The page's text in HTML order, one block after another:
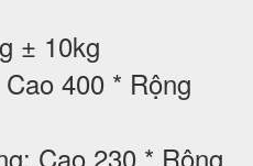
± 10kg
400 * Rộng
Cao 230 * Rộng